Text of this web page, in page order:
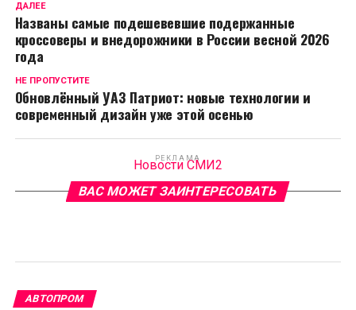
ДАЛЕЕ
Названы самые подешевевшие подержанные
кроссоверы и внедорожники в России весной 2026
года
НЕ ПРОПУСТИТЕ
Обновлённый УАЗ Патриот: новые технологии и
современный дизайн уже этой осенью
РЕКЛАМА
Новости СМИ2
ВАС МОЖЕТ ЗАИНТЕРЕСОВАТЬ
АВТОПРОМ